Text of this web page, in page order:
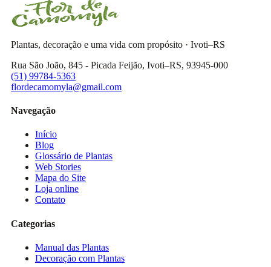
Plantas, decoração e uma vida com propósito · Ivoti–RS
Rua São João, 845 - Picada Feijão, Ivoti–RS, 93945-000
(51) 99784-5363
flordecamomyla@gmail.com
Navegação
Início
Blog
Glossário de Plantas
Web Stories
Mapa do Site
Loja online
Contato
Categorias
Manual das Plantas
Decoração com Plantas